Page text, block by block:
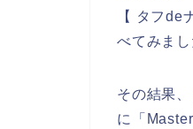
【 タフ
べてみまし
その結果
に「